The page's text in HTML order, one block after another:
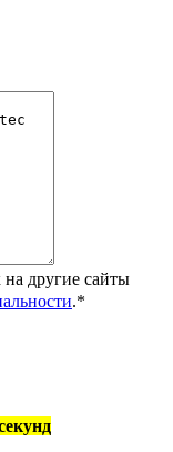
другие сайты
.*